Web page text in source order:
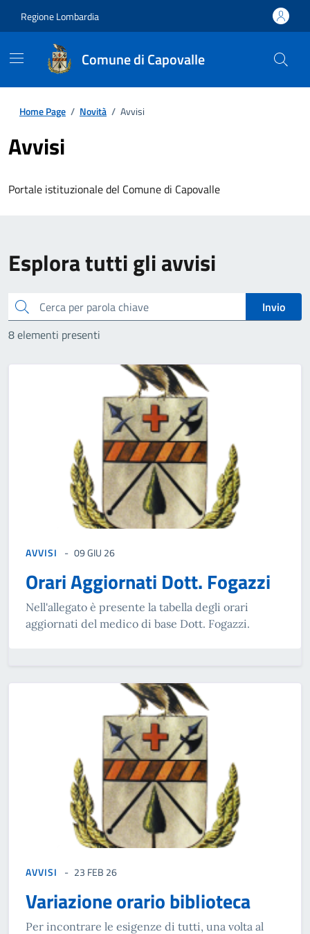
Regione Lombardia
Comune di Capovalle
Home Page / Novità / Avvisi
Avvisi
Portale istituzionale del Comune di Capovalle
Esplora tutti gli avvisi
cerca
Invio
8 elementi presenti
AVVISI 09 GIU 26
Orari Aggiornati Dott. Fogazzi
Nell'allegato è presente la tabella degli orari
aggiornati del medico di base Dott. Fogazzi.
AVVISI 23 FEB 26
Variazione orario biblioteca
Per incontrare le esigenze di tutti, una volta al